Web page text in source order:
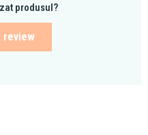
produsul?
review